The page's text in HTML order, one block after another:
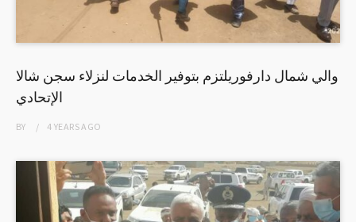
والي شمال دارفوريلتزم بتوفير الخدمات لنزلاء سجن شالا
الإتحادي
BY 4 YEARSAGO